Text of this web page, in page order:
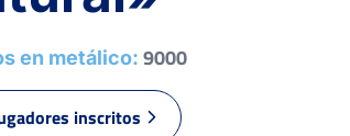
65
11
en metálico: 9000
inscritos